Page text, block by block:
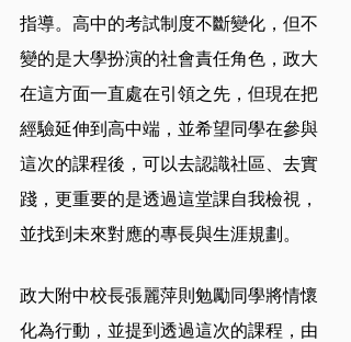
指導。高中的考試制度不斷變化，但不
變的是大學扮演的社會責任角色，政大
在這方面一直處在引領之先，但現在把
經驗延伸到高中端，並希望同學在參與
這次的課程後，可以去認識社區、去實
踐，更重要的是透過這堂課自我檢視，
並找到未來對應的專長與生涯規劃。
政大附中校長張麗萍則勉勵同學將情懷
化為行動，並提到透過這次的課程，由